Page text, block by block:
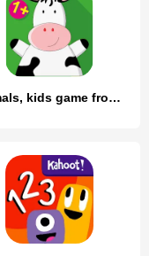
Animals, kids game from 1 year